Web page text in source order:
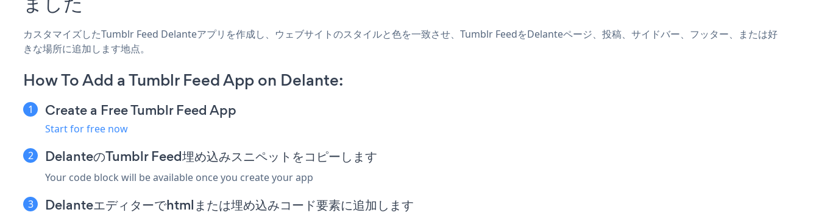
カスタマイズしたTumblr Feed Delanteアプリを作成し、ウェブサイトのスタイルと色を一致させ、Tumblr FeedをDelanteページ、投稿、サイドバー、フッター、または好
きな場所に追加します地点。
How To Add a Tumblr Feed App on Delante:
Create a Free Tumblr Feed App
Start for free now
DelanteのTumblr Feed埋め込みスニペットをコピーします
Your code block will be available once you create your app
Delanteエディターでhtmlまたは埋め込みコード要素に追加します